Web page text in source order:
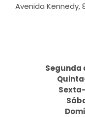
Avenida Kennedy,
Segunda